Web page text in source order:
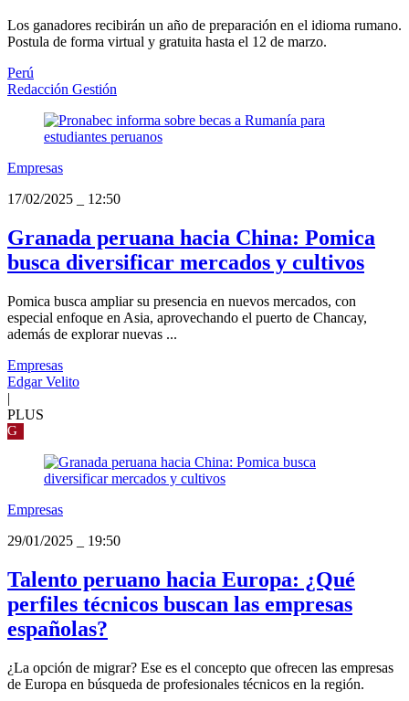
Los ganadores recibirán un año de preparación en el idioma rumano.
Postula de forma virtual y gratuita hasta el 12 de marzo.
Perú
Redacción Gestión
Empresas
17/02/2025
12:50
Granada peruana hacia China: Pomica
busca diversificar mercados y cultivos
Pomica busca ampliar su presencia en nuevos mercados, con
especial enfoque en Asia, aprovechando el puerto de Chancay,
además de explorar nuevas ...
Empresas
Edgar Velito
|
PLUS
G
Empresas
29/01/2025
19:50
Talento peruano hacia Europa: ¿Qué
perfiles técnicos buscan las empresas
españolas?
¿La opción de migrar? Ese es el concepto que ofrecen las empresas
de Europa en búsqueda de profesionales técnicos en la región.